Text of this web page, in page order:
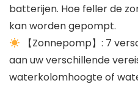
batterijen. Hoe feller de
kan worden gepompt.
【Zonnepomp】: 7
aan uw verschillende
waterkolomhoogte of